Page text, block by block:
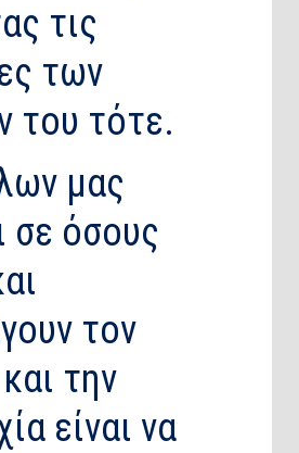
τις
των
του τότε.
μας
σε όσους
τον
την
είναι να